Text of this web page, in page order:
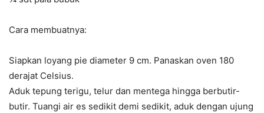
Cara membuatnya:
Siapkan loyang pie diameter 9 cm. Panaskan oven 180
derajat Celsius.
Aduk tepung terigu, telur dan mentega hingga berbutir-
butir. Tuangi air es sedikit demi sedikit, aduk dengan ujung